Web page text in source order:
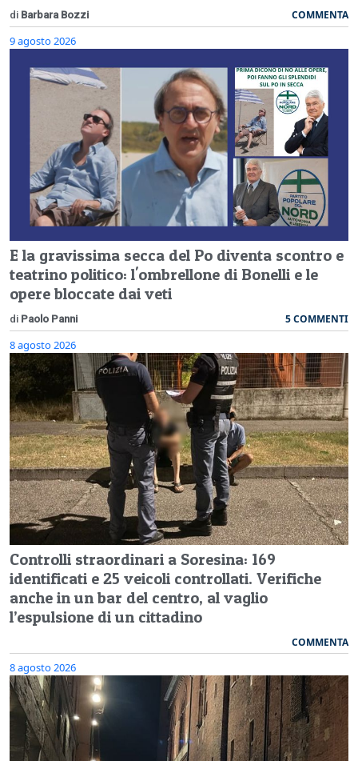
di Barbara Bozzi COMMENTA
9 agosto 2026
E la gravissima secca del Po diventa scontro e
teatrino politico: l'ombrellone di Bonelli e le
opere bloccate dai veti
di Paolo Panni 5 COMMENTI
8 agosto 2026
Controlli straordinari a Soresina: 169
identificati e 25 veicoli controllati. Verifiche
anche in un bar del centro, al vaglio
l’espulsione di un cittadino
COMMENTA
8 agosto 2026